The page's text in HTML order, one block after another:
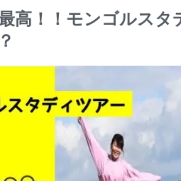
高！！モンゴルスタ